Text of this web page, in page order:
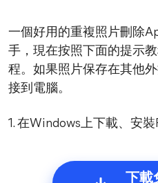
一個好用的重複照片刪除
手，現在按照下面的提示
程。如果照片保存在其他
接到電腦。
1. 在Windows上下載、安裝
下